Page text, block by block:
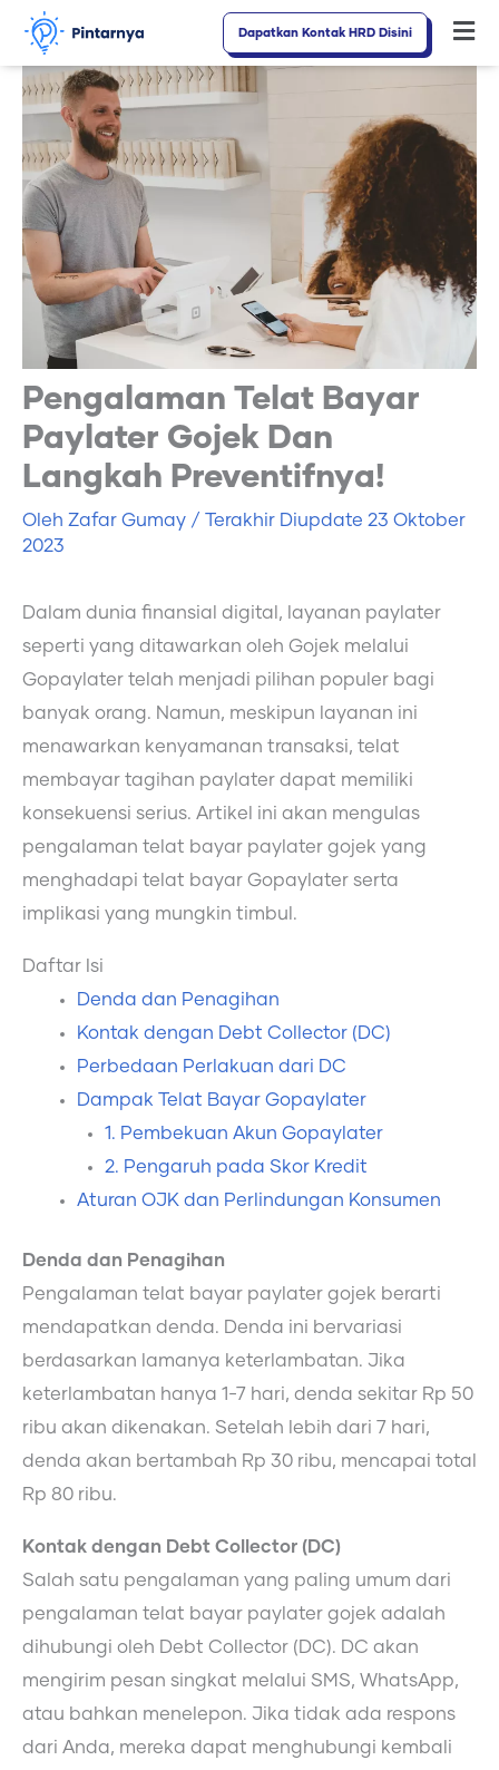
Lewati
konten
Dapatkan Kontak HRD Disini
Pengalaman Telat Bayar
Paylater Gojek Dan
Langkah Preventifnya!
Oleh Zafar Gumay / Terakhir Diupdate 23 Oktober
2023
Dalam dunia finansial digital, layanan paylater
seperti yang ditawarkan oleh Gojek melalui
Gopaylater telah menjadi pilihan populer bagi
banyak orang. Namun, meskipun layanan ini
menawarkan kenyamanan transaksi, telat
membayar tagihan paylater dapat memiliki
konsekuensi serius. Artikel ini akan mengulas
pengalaman telat bayar paylater gojek yang
menghadapi telat bayar Gopaylater serta
implikasi yang mungkin timbul.
Daftar Isi
Denda dan Penagihan
Kontak dengan Debt Collector (DC)
Perbedaan Perlakuan dari DC
Dampak Telat Bayar Gopaylater
1. Pembekuan Akun Gopaylater
2. Pengaruh pada Skor Kredit
Aturan OJK dan Perlindungan Konsumen
Denda dan Penagihan
Pengalaman telat bayar paylater gojek berarti
mendapatkan denda. Denda ini bervariasi
berdasarkan lamanya keterlambatan. Jika
keterlambatan hanya 1-7 hari, denda sekitar Rp 50
ribu akan dikenakan. Setelah lebih dari 7 hari,
denda akan bertambah Rp 30 ribu, mencapai total
Rp 80 ribu.
Kontak dengan Debt Collector (DC)
Salah satu pengalaman yang paling umum dari
pengalaman telat bayar paylater gojek adalah
dihubungi oleh Debt Collector (DC). DC akan
mengirim pesan singkat melalui SMS, WhatsApp,
atau bahkan menelepon. Jika tidak ada respons
dari Anda, mereka dapat menghubungi kembali